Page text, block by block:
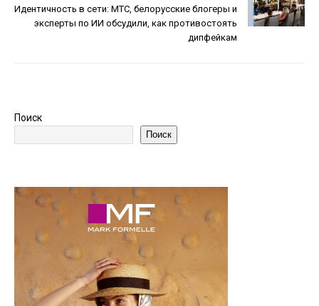
Идентичность в сети: МТС, белорусские блогеры и
эксперты по ИИ обсудили, как противостоять
дипфейкам
Поиск
Поиск